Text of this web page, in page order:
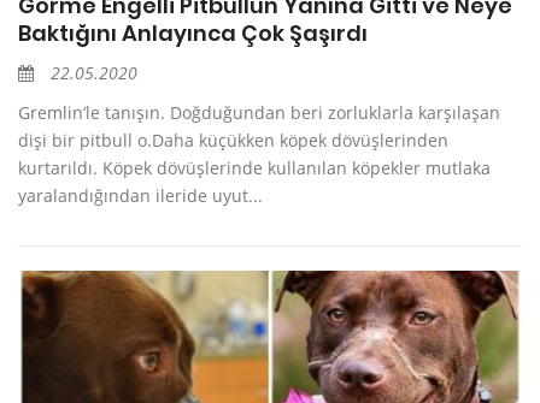
Baktığını Anlayınca Çok Şaşırdı
22.05.2020
Gremlin’le tanışın. Doğduğundan beri zorluklarla karşılaşan
dişi bir pitbull o.Daha küçükken köpek dövüşlerinden
kurtarıldı. Köpek dövüşlerinde kullanılan köpekler mutlaka
yaralandığından ileride uyut...